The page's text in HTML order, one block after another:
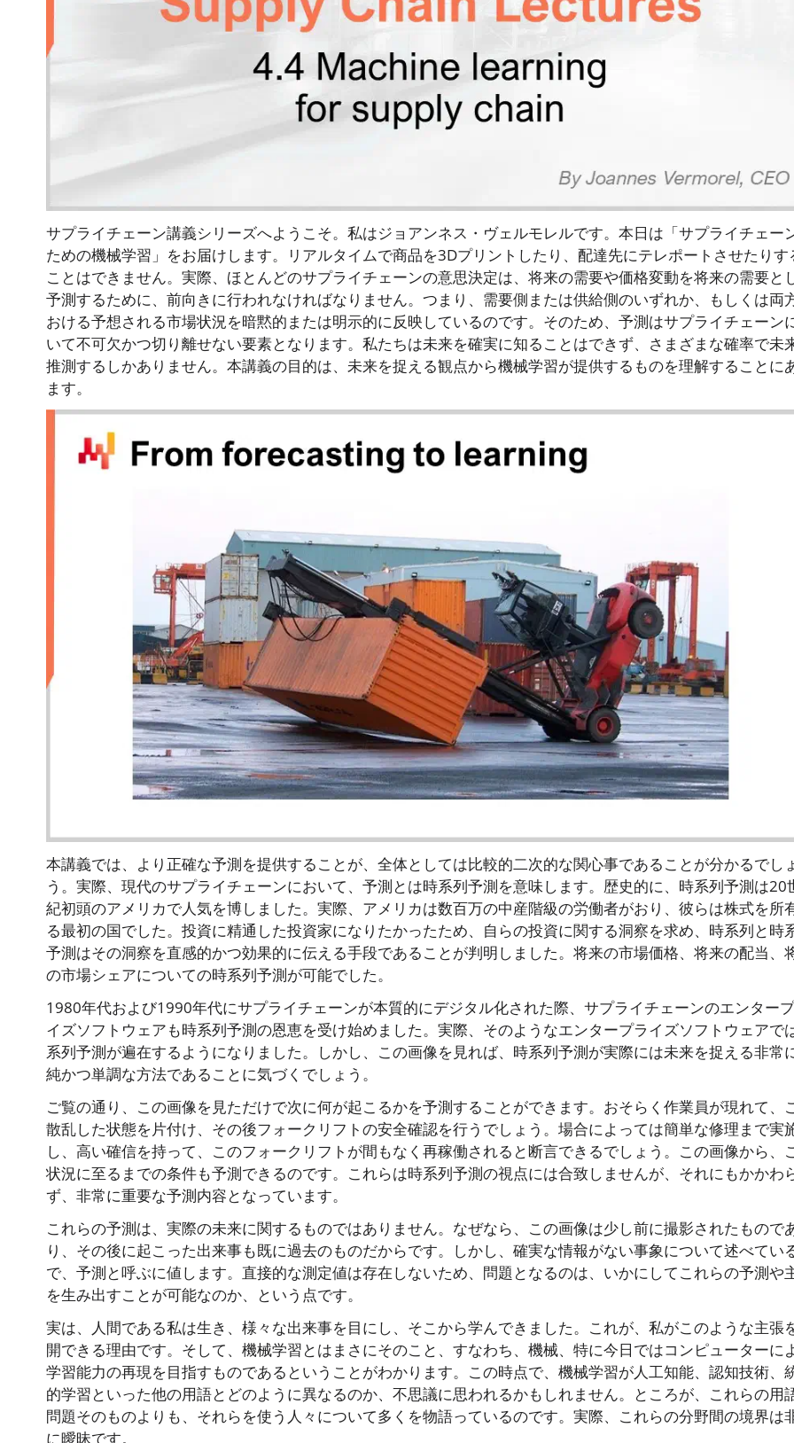
サプライチェーン講義シリーズへようこそ。私はジョアンネス・ヴェルモレルです。本日は「サプライチェー
ための機械学習」をお届けします。リアルタイムで商品を3Dプリントしたり、配達先にテレポートさせたりす
ことはできません。実際、ほとんどのサプライチェーンの意思決定は、将来の需要や価格変動を将来の需要と
予測するために、前向きに行われなければなりません。つまり、需要側または供給側のいずれか、もしくは両
おける予想される市場状況を暗黙的または明示的に反映しているのです。そのため、予測はサプライチェーン
いて不可欠かつ切り離せない要素となります。私たちは未来を確実に知ることはできず、さまざまな確率で未
推測するしかありません。本講義の目的は、未来を捉える観点から機械学習が提供するものを理解することに
ます。
本講義では、より正確な予測を提供することが、全体としては比較的二次的な関心事であることが分かるでし
う。実際、現代のサプライチェーンにおいて、予測とは時系列予測を意味します。歴史的に、時系列予測は20
紀初頭のアメリカで人気を博しました。実際、アメリカは数百万の中産階級の労働者がおり、彼らは株式を所
る最初の国でした。投資に精通した投資家になりたかったため、自らの投資に関する洞察を求め、時系列と時
予測はその洞察を直感的かつ効果的に伝える手段であることが判明しました。将来の市場価格、将来の配当、
の市場シェアについての時系列予測が可能でした。
1980年代および1990年代にサプライチェーンが本質的にデジタル化された際、サプライチェーンのエンター
イズソフトウェアも時系列予測の恩恵を受け始めました。実際、そのようなエンタープライズソフトウェアで
系列予測が遍在するようになりました。しかし、この画像を見れば、時系列予測が実際には未来を捉える非常
純かつ単調な方法であることに気づくでしょう。
ご覧の通り、この画像を見ただけで次に何が起こるかを予測することができます。おそらく作業員が現れて、
散乱した状態を片付け、その後フォークリフトの安全確認を行うでしょう。場合によっては簡単な修理まで実
し、高い確信を持って、このフォークリフトが間もなく再稼働されると断言できるでしょう。この画像から、
状況に至るまでの条件も予測できるのです。これらは時系列予測の視点には合致しませんが、それにもかかわ
ず、非常に重要な予測内容となっています。
これらの予測は、実際の未来に関するものではありません。なぜなら、この画像は少し前に撮影されたもので
り、その後に起こった出来事も既に過去のものだからです。しかし、確実な情報がない事象について述べてい
で、予測と呼ぶに値します。直接的な測定値は存在しないため、問題となるのは、いかにしてこれらの予測や
を生み出すことが可能なのか、という点です。
実は、人間である私は生き、様々な出来事を目にし、そこから学んできました。これが、私がこのような主張
開できる理由です。そして、機械学習とはまさにそのこと、すなわち、機械、特に今日ではコンピューターに
学習能力の再現を目指すものであるということがわかります。この時点で、機械学習が人工知能、認知技術、
的学習といった他の用語とどのように異なるのか、不思議に思われるかもしれません。ところが、これらの用
問題そのものよりも、それらを使う人々について多くを物語っているのです。実際、これらの分野間の境界は
に曖昧です。